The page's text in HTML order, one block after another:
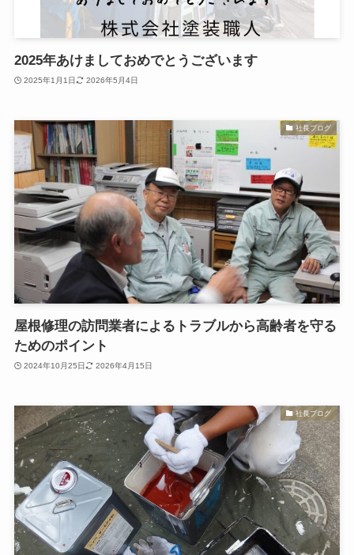
2025年あけましておめでとうございます
2025年1月1日 2026年5月4日
社長ブログ
屋根修理の訪問業者によるトラブルから高齢者を守る
ためのポイント
2024年10月25日 2026年4月15日
社長ブログ